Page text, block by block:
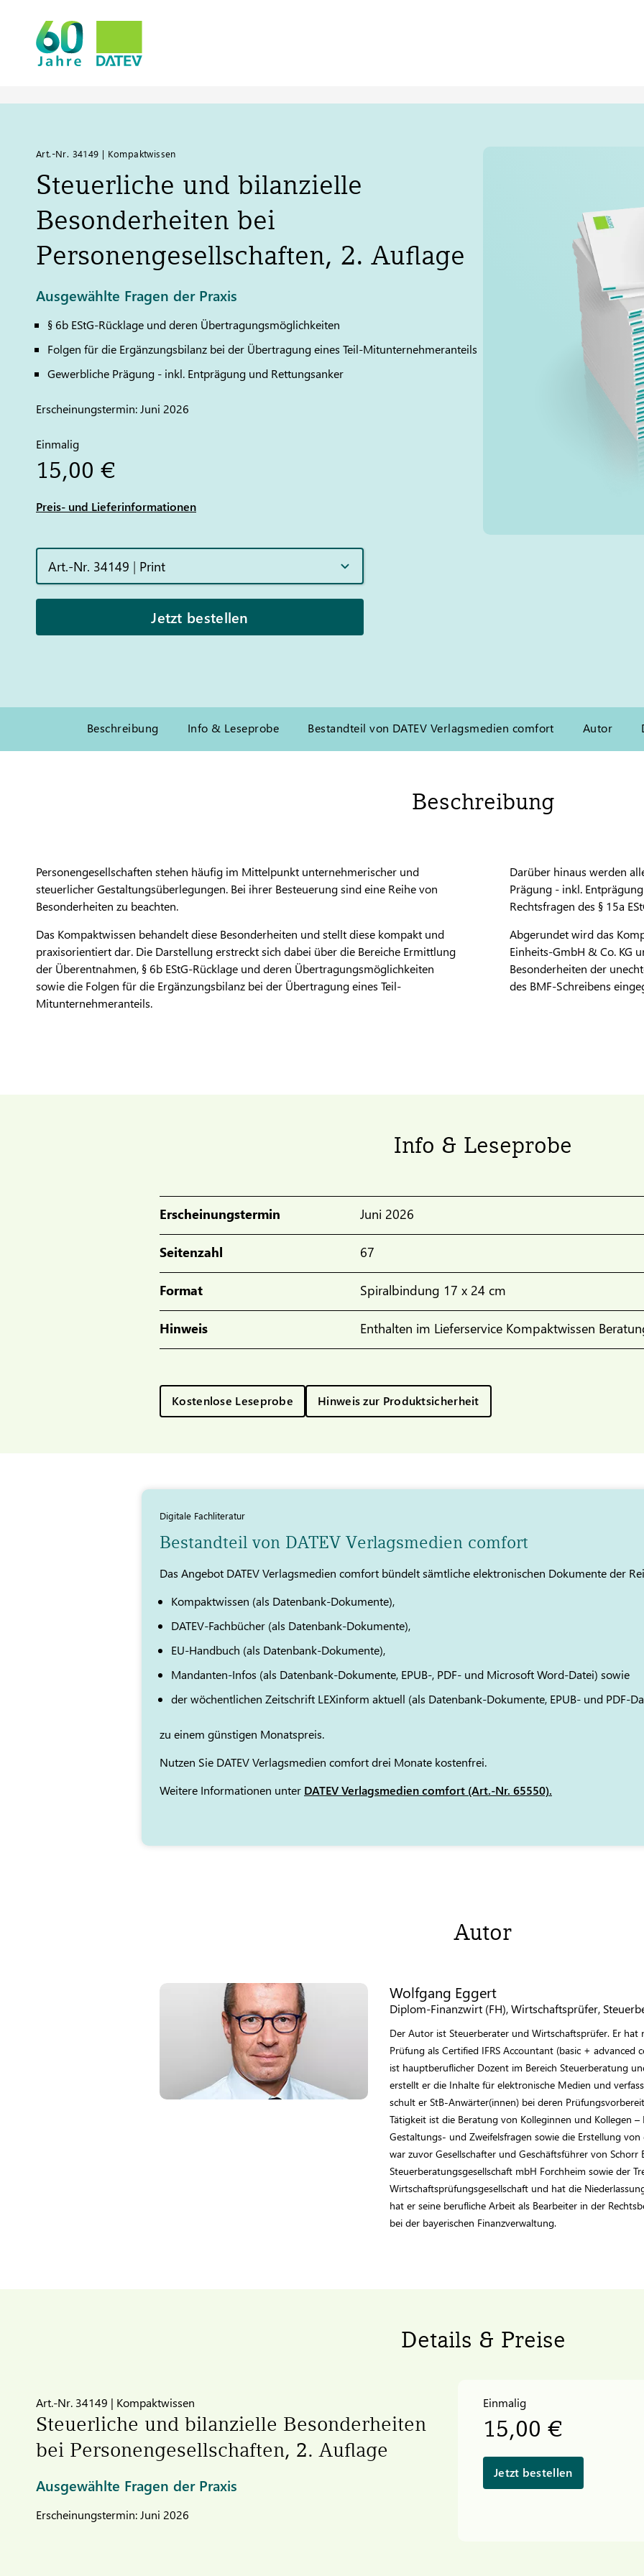
Art.-Nr. 34149 | Kompaktwissen
Steuerliche und bilanzielle
Besonderheiten bei
Personengesellschaften, 2. Auflage
Ausgewählte Fragen der Praxis
§ 6b EStG-Rücklage und deren Übertragungsmöglichkeiten
Folgen für die Ergänzungsbilanz bei der Übertragung eines Teil-Mitunternehmeranteils
Gewerbliche Prägung - inkl. Entprägung und Rettungsanker
Erscheinungstermin: Juni 2026
Einmalig
15,00 €
Preis- und Lieferinformationen
Art.-Nr. 34149 | Print
Jetzt bestellen
Beschreibung Info & Leseprobe Bestandteil von DATEV Verlagsmedien comfort Autor
Beschreibung
Personengesellschaften stehen häufig im Mittelpunkt unternehmerischer und
steuerlicher Gestaltungsüberlegungen. Bei ihrer Besteuerung sind eine Reihe von
Besonderheiten zu beachten.
Das Kompaktwissen behandelt diese Besonderheiten und stellt diese kompakt und
praxisorientiert dar. Die Darstellung erstreckt sich dabei über die Bereiche Ermittlung
der Überentnahmen, § 6b EStG-Rücklage und deren Übertragungsmöglichkeiten
sowie die Folgen für die Ergänzungsbilanz bei der Übertragung eines Teil-
Mitunternehmeranteils.
Darüber hinaus werden
Prägung - inkl.
Rechtsfragen des § 15a
Abgerundet wird das
Einheits-GmbH & Co. KG
Besonderheiten der
des BMF-Schreibens
Info & Leseprobe
Erscheinungstermin Juni 2026
Seitenzahl 67
Format Spiralbindung 17 x 24 cm
Hinweis Enthalten im Lieferservice Kompaktwissen
Kostenlose Leseprobe Hinweis zur Produktsicherheit
Digitale Fachliteratur
Bestandteil von DATEV Verlagsmedien comfort
Das Angebot DATEV Verlagsmedien comfort bündelt sämtliche elektronischen Dokumente der
Kompaktwissen (als Datenbank-Dokumente),
DATEV-Fachbücher (als Datenbank-Dokumente),
EU-Handbuch (als Datenbank-Dokumente),
Mandanten-Infos (als Datenbank-Dokumente, EPUB-, PDF- und Microsoft Word-Datei) sowie
der wöchentlichen Zeitschrift LEXinform aktuell (als Datenbank-Dokumente, EPUB- und PDF-
zu einem günstigen Monatspreis.
Nutzen Sie DATEV Verlagsmedien comfort drei Monate kostenfrei.
Weitere Informationen unter DATEV Verlagsmedien comfort (Art.-Nr. 65550).
Autor
Wolfgang Eggert
Diplom-Finanzwirt (FH), Wirtschaftsprüfer,
Der Autor ist Steuerberater und Wirtschaftsprüfer. Er hat
Prüfung als Certified IFRS Accountant (basic + advanced
ist hauptberuflicher Dozent im Bereich Steuerberatung
erstellt er die Inhalte für elektronische Medien und
schult er StB-Anwärter(innen) bei deren
Tätigkeit ist die Beratung von Kolleginnen und Kollegen
Gestaltungs- und Zweifelsfragen sowie die Erstellung
war zuvor Gesellschafter und Geschäftsführer von Schorr
Steuerberatungsgesellschaft mbH Forchheim sowie der
Wirtschaftsprüfungsgesellschaft und hat die
hat er seine berufliche Arbeit als Bearbeiter in der
bei der bayerischen Finanzverwaltung.
Details & Preise
Art.-Nr. 34149 | Kompaktwissen
Steuerliche und bilanzielle Besonderheiten
bei Personengesellschaften, 2. Auflage
Ausgewählte Fragen der Praxis
Erscheinungstermin: Juni 2026
Einmalig
15,00 €
Jetzt bestellen